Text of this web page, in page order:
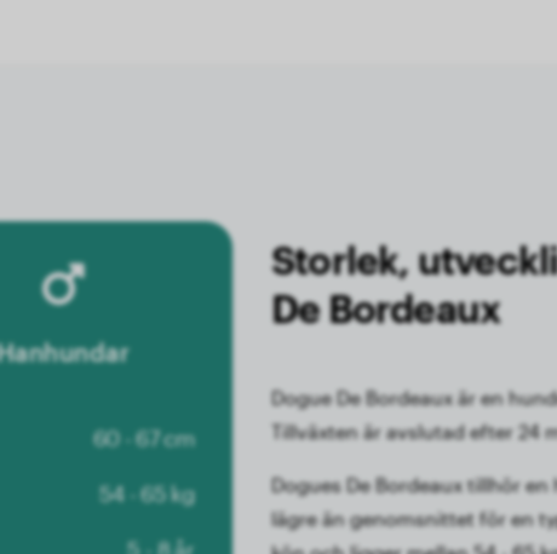
60 - 67 cm
54 - 65 kg
Storlek,
De Bordeaux
Dogue De Bordeaux är en
Tillväxten är avslutad efter 24
Dogues De Bordeaux tillhör
lägre än genomsnittet för en